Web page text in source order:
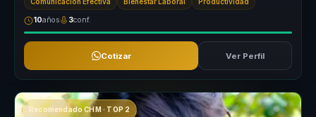
Comunicación Efectiva Bienestar Laboral Productividad
10años 3conf.
Cotizar Ver Perfil
Recomendado CHM · TOP 2